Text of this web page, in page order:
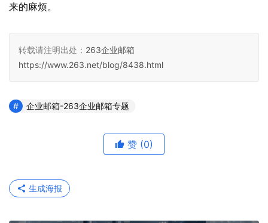
来的麻烦。
转载请注明出处： 263企业邮箱
https://www.263.net/blog/8438.html
企业邮箱-263企业邮箱专题
赞 (0)
生成海报